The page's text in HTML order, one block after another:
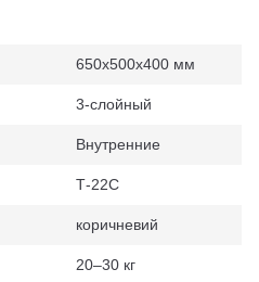
650x500x400 мм
3-слойный
Внутренние
Т-22С
коричневий
20–30 кг